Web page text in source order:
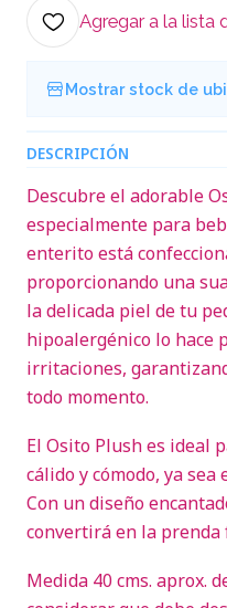
Agregar a la lista
Mostrar stock de
DESCRIPCIÓN
Descubre el adorable
especialmente para
enterito está
proporcionando una
la delicada piel de tu
hipoalergénico lo hace
irritaciones,
todo momento.
El Osito Plush es ideal
cálido y cómodo, ya sea
Con un diseño
convertirá en la prenda
Medida 40 cms. aprox.